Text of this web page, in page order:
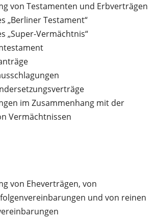
von Testamenten und Erbverträgen
„Berliner Testament“
„Super-Vermächtnis“
im Zusammenhang mit der
Vermächtnissen
von Eheverträgen, von
und von reinen